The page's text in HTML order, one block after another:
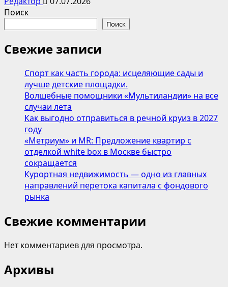
Поиск
Поиск
Свежие записи
Спорт как часть города: исцеляющие сады и
лучше детские площадки.
Волшебные помощники «Мультиландии» на все
случаи лета
Как выгодно отправиться в речной круиз в 2027
году
«Метриум» и MR: Предложение квартир с
отделкой white box в Москве быстро
сокращается
Курортная недвижимость — одно из главных
направлений перетока капитала с фондового
рынка
Свежие комментарии
Нет комментариев для просмотра.
Архивы